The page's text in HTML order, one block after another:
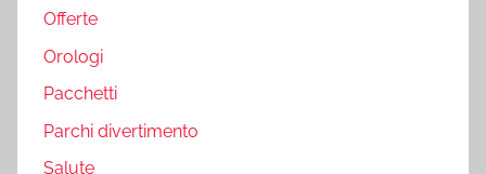
Offerte
Orologi
Pacchetti
Parchi divertimento
Salute